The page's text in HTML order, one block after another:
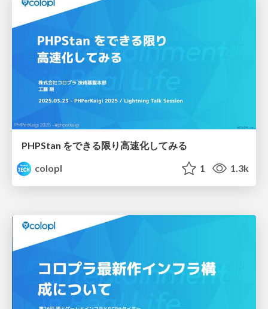
PHPStan をできる限り高速化してみる
colopl
1 1.3k